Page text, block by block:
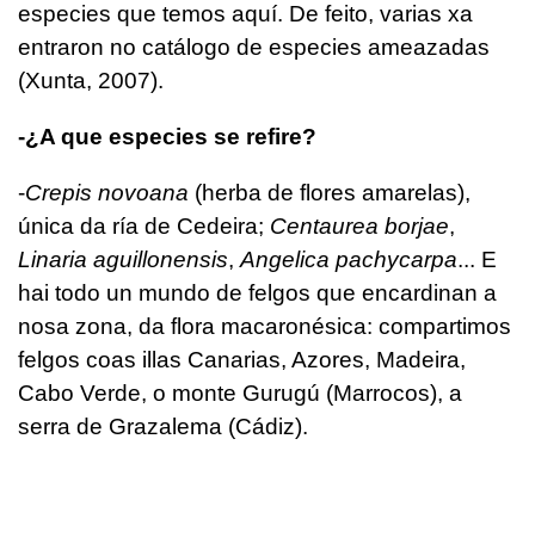
especies que temos aquí. De feito, varias xa
entraron no catálogo de especies ameazadas
(Xunta, 2007).
-¿A que especies se refire?
-Crepis novoana (herba de flores amarelas),
única da ría de Cedeira; Centaurea borjae,
Linaria aguillonensis,Angelica pachycarpa... E
hai todo un mundo de felgos que encardinan a
nosa zona, da flora macaronésica: compartimos
felgos coas illas Canarias, Azores, Madeira,
Cabo Verde, o monte Gurugú (Marrocos), a
serra de Grazalema (Cádiz).